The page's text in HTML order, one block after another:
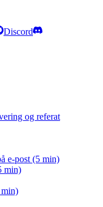
Discord
og referat
e-post (5 min)
min)